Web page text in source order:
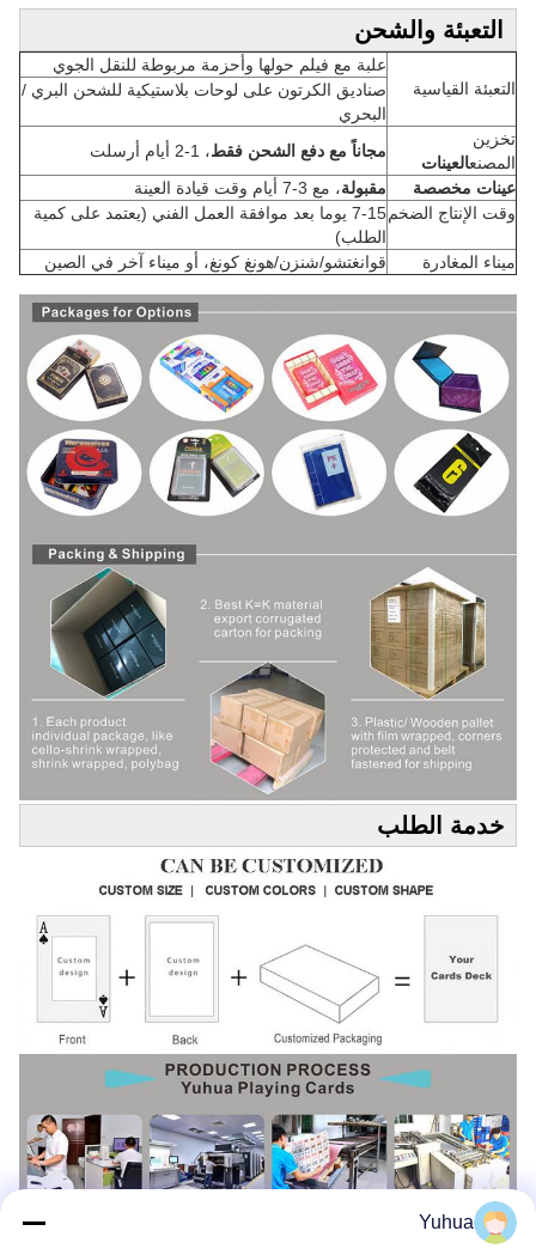
التعبئة والشحن
التعبئة القياسية
علبة مع فيلم حولها وأحزمة مربوطة للنقل الجوي
صناديق الكرتون على لوحات بلاستيكية للشحن البري /
البحري
تخزين
المصنعالعينات
مجاناً مع دفع الشحن فقط، 1-2 أيام أرسلت
عينات مخصصة
مقبولة، مع 3-7 أيام وقت قيادة العينة
وقت الإنتاج الضخم
7-15 يوما بعد موافقة العمل الفني (يعتمد على كمية
الطلب)
ميناء المغادرة
قوانغتشو/شنزن/هونغ كونغ، أو ميناء آخر في الصين
خدمة الطلب
Yuhua